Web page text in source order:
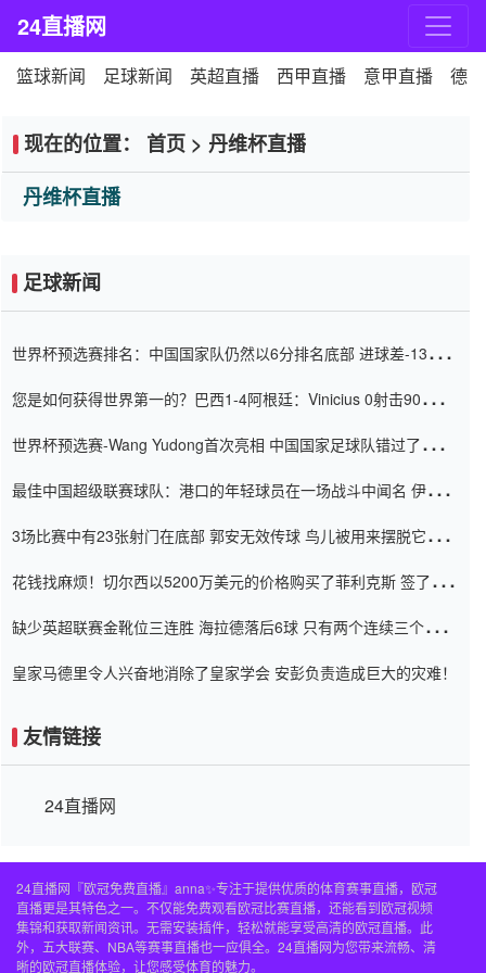
24直播网
篮球新闻 足球新闻 英超直播 西甲直播 意甲直播 德
现在的位置： 首页 > 丹维杯直播
丹维杯直播
足球新闻
世界杯预选赛排名：中国国家队仍然以6分排名底部 进球差-13令人
您是如何获得世界第一的？巴西1-4阿根廷：Vinicius 0射击90分钟
世界杯预选赛-Wang Yudong首次亮相 中国国家足球队错过了世界
最佳中国超级联赛球队：港口的年轻球员在一场战斗中闻名 伊万放
3场比赛中有23张射门在底部 郭安无效传球 鸟儿被用来摆脱它
花钱找麻烦！切尔西以5200万美元的价格购买了菲利克斯 签了7年
缺少英超联赛金靴位三连胜 海拉德落后6球 只有两个连续三个连续
皇家马德里令人兴奋地消除了皇家学会 安彭负责造成巨大的灾难！
友情链接
24直播网
24直播网『欧冠免费直播』anna✨专注于提供优质的体育赛事直播，欧冠
直播更是其特色之一。不仅能免费观看欧冠比赛直播，还能看到欧冠视频
集锦和获取新闻资讯。无需安装插件，轻松就能享受高清的欧冠直播。此
外，五大联赛、NBA等赛事直播也一应俱全。24直播网为您带来流畅、清
晰的欧冠直播体验，让您感受体育的魅力。